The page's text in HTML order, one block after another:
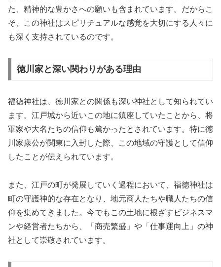
た、精神的な豊かさへの願いも含まれています。だからこ
そ、この神社はスピリチュアルな感覚を大切にする人々に
も深く支持されているのです。
徳川家と深い関わりがある理由
福徳神社は、徳川家との関係も深い神社として知られてい
ます。江戸城から近いこの地に鎮座していたことから、将
軍家や大名たちの信仰も篤かったとされています。特に徳
川家康公が関東に入封した際、この地域の守護として信仰
したことが伝えられています。
また、江戸の町が発展していく過程において、福徳神社は
町の守護神的な存在となり、地元商人たちや職人たちの信
仰を集めてきました。今でもこの土地に根ざすビジネスマ
ンや経営者たちから、「商売繁盛」や「仕事運向上」の神
社として崇敬されています。